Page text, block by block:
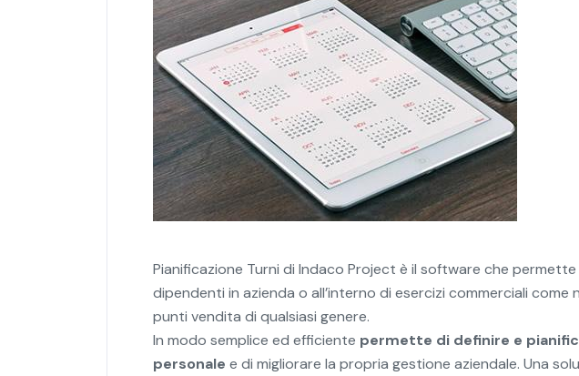
Pianificazione Turni di Indaco Project è il software che
dipendenti in azienda o all’interno di esercizi commerciali come
punti vendita di qualsiasi genere.
In modo semplice ed efficiente permette di definire e
personale e di migliorare la propria gestione aziendale. Una